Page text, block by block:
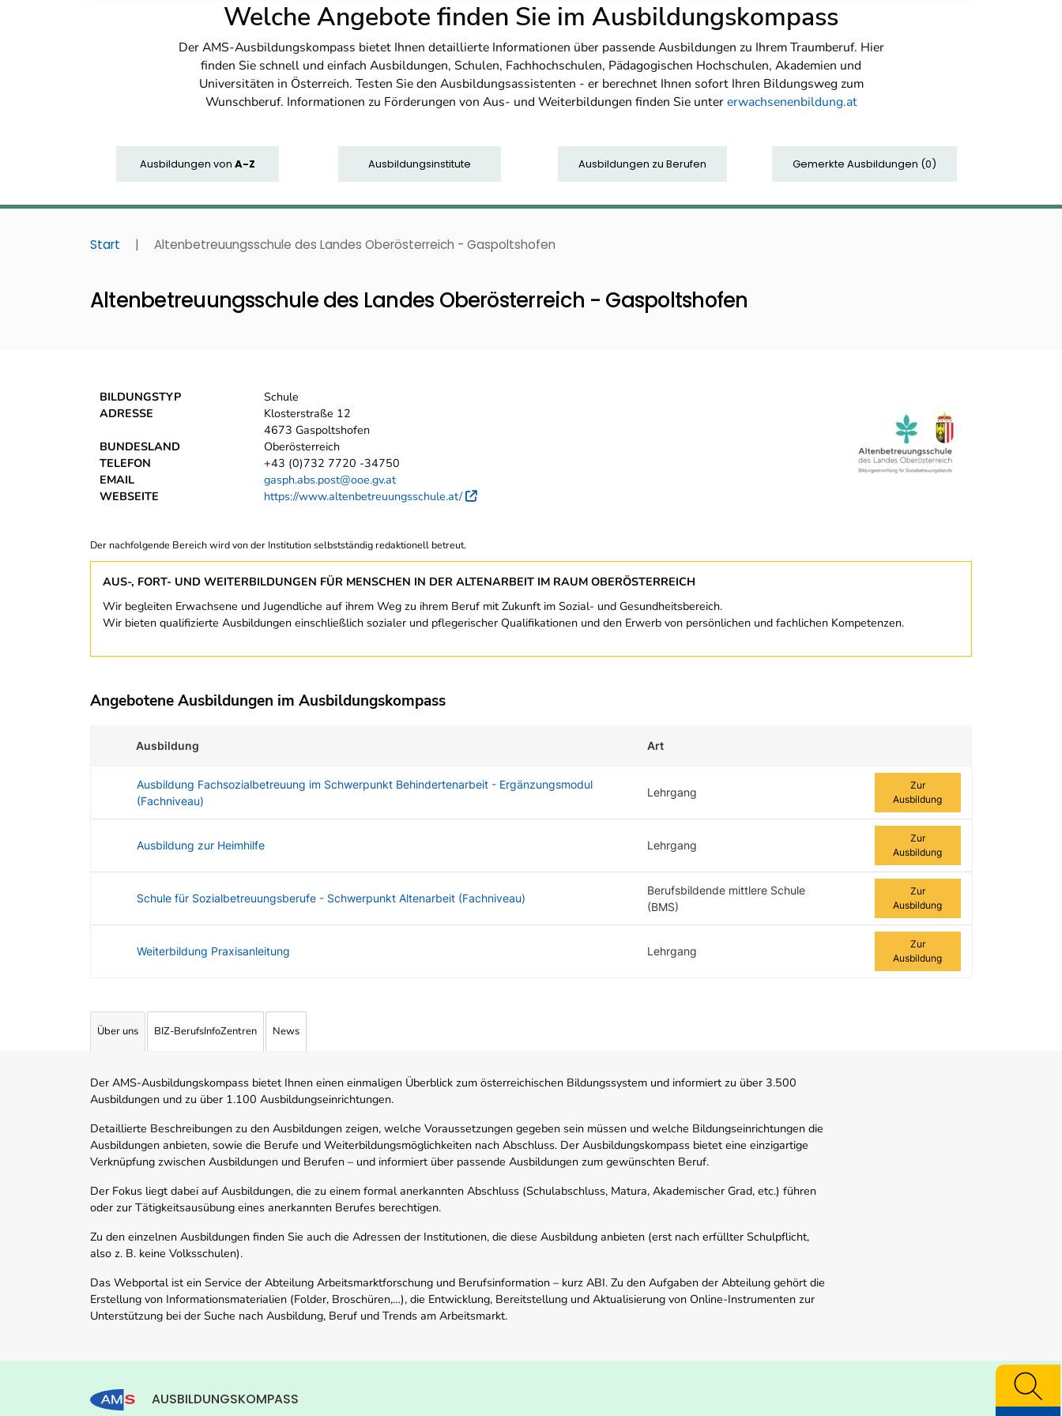
Welche Angebote finden Sie im Ausbildungskompass
Der AMS-Ausbildungskompass bietet Ihnen detaillierte Informationen über passende Ausbildungen zu Ihrem Traumberuf. Hier
finden Sie schnell und einfach Ausbildungen, Schulen, Fachhochschulen, Pädagogischen Hochschulen, Akademien und
Universitäten in Österreich. Testen Sie den Ausbildungsassistenten - er berechnet Ihnen sofort Ihren Bildungsweg zum
Wunschberuf. Informationen zu Förderungen von Aus- und Weiterbildungen finden Sie untererwachsenenbildung.at
Ausbildungen von A-Z Ausbildungsinstitute Ausbildungen zu Berufen Gemerkte Ausbildungen (0)
Start | Altenbetreuungsschule des Landes Oberösterreich - Gaspoltshofen
Altenbetreuungsschule des Landes Oberösterreich - Gaspoltshofen
BILDUNGSTYP
Schule
ADRESSE
Klosterstraße 12
4673 Gaspoltshofen
BUNDESLAND
Oberösterreich
TELEFON
+43 (0)732 7720 -34750
EMAIL
gasph.abs.post@ooe.gv.at
WEBSEITE
https://www.altenbetreuungsschule.at/ Externer Link
Der nachfolgende Bereich wird von der Institution selbstständig redaktionell betreut.
AUS-, FORT- UND WEITERBILDUNGEN FÜR MENSCHEN IN DER ALTENARBEIT IM RAUM OBERÖSTERREICH
Wir begleiten Erwachsene und Jugendliche auf ihrem Weg zu ihrem Beruf mit Zukunft im Sozial- und Gesundheitsbereich.
Wir bieten qualifizierte Ausbildungen einschließlich sozialer und pflegerischer Qualifikationen und den Erwerb von persönlichen und fachlichen Kompetenzen.
Angebotene Ausbildungen im Ausbildungskompass
Ausbildung Art
Ausbildung Fachsozialbetreuung im Schwerpunkt Behindertenarbeit - Ergänzungsmodul
(Fachniveau)
Lehrgang
Zur
Ausbildung
Ausbildung zur Heimhilfe Lehrgang
Zur
Ausbildung
Schule für Sozialbetreuungsberufe - Schwerpunkt Altenarbeit (Fachniveau)
Berufsbildende mittlere Schule
(BMS)
Zur
Ausbildung
Weiterbildung Praxisanleitung Lehrgang
Zur
Ausbildung
Über uns BIZ-BerufsInfoZentren News
Der AMS-Ausbildungskompass bietet Ihnen einen einmaligen Überblick zum österreichischen Bildungssystem und informiert zu über 3.500
Ausbildungen und zu über 1.100 Ausbildungseinrichtungen.
Detaillierte Beschreibungen zu den Ausbildungen zeigen, welche Voraussetzungen gegeben sein müssen und welche Bildungseinrichtungen die
Ausbildungen anbieten, sowie die Berufe und Weiterbildungsmöglichkeiten nach Abschluss. Der Ausbildungskompass bietet eine einzigartige
Verknüpfung zwischen Ausbildungen und Berufen – und informiert über passende Ausbildungen zum gewünschten Beruf.
Der Fokus liegt dabei auf Ausbildungen, die zu einem formal anerkannten Abschluss (Schulabschluss, Matura, Akademischer Grad, etc.) führen
oder zur Tätigkeitsausübung eines anerkannten Berufes berechtigen.
Zu den einzelnen Ausbildungen finden Sie auch die Adressen der Institutionen, die diese Ausbildung anbieten (erst nach erfüllter Schulpflicht,
also z. B. keine Volksschulen).
Das Webportal ist ein Service der Abteilung Arbeitsmarktforschung und Berufsinformation – kurz ABI. Zu den Aufgaben der Abteilung gehört die
Erstellung von Informationsmaterialien (Folder, Broschüren,…), die Entwicklung, Bereitstellung und Aktualisierung von Online-Instrumenten zur
Unterstützung bei der Suche nach Ausbildung, Beruf und Trends am Arbeitsmarkt.
AUSBILDUNGSKOMPASS